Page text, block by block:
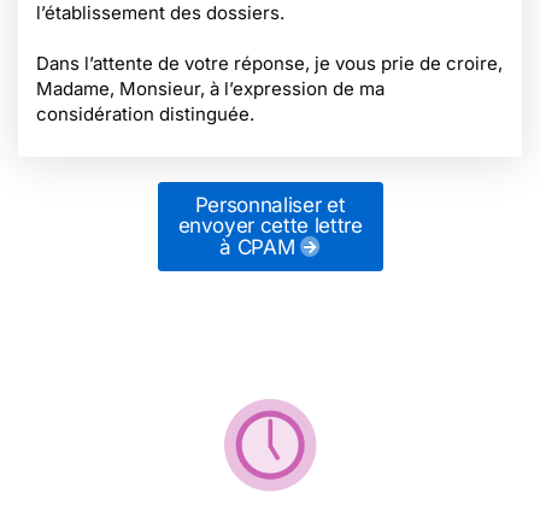
l’établissement des dossiers.
Dans l’attente de votre réponse, je vous prie de croire,
Madame, Monsieur, à l’expression de ma
considération distinguée.
Personnaliser et
envoyer cette lettre
à CPAM